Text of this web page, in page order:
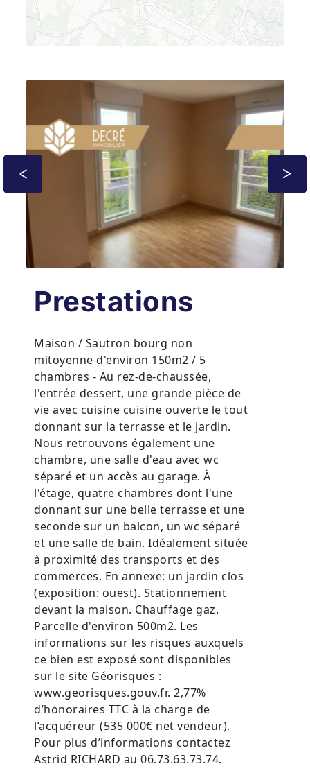
Prestations
Maison / Sautron bourg non
mitoyenne d'environ 150m2 / 5
chambres - Au rez-de-chaussée,
l'entrée dessert, une grande pièce de
vie avec cuisine cuisine ouverte le tout
donnant sur la terrasse et le jardin.
Nous retrouvons également une
chambre, une salle d'eau avec wc
séparé et un accès au garage. À
l'étage, quatre chambres dont l'une
donnant sur une belle terrasse et une
seconde sur un balcon, un wc séparé
et une salle de bain. Idéalement située
à proximité des transports et des
commerces. En annexe: un jardin clos
(exposition: ouest). Stationnement
devant la maison. Chauffage gaz.
Parcelle d'environ 500m2. Les
informations sur les risques auxquels
ce bien est exposé sont disponibles
sur le site Géorisques :
www.georisques.gouv.fr. 2,77%
d’honoraires TTC à la charge de
l’acquéreur (535 000€ net vendeur).
Pour plus d’informations contactez
Astrid RICHARD au 06.73.63.73.74.